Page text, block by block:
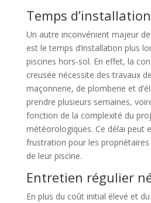
Temps
Un autre inconvénient majeur
est le temps d’installation plus
piscines hors-sol. En effet, la
creusée nécessite des travaux
maçonnerie, de plomberie et
prendre plusieurs semaines,
fonction de la complexité du
météorologiques. Ce délai peut
frustration pour les
de leur piscine.
Entretien régulier
En plus du coût initial élevé et